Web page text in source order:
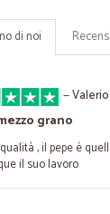
di noi
—
grano
, il pepe è
il suo lavoro